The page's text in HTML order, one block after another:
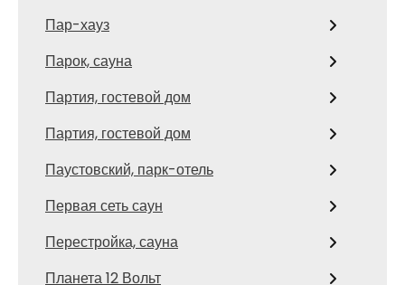
Пар-хауз
Парок, сауна
Партия, гостевой дом
Партия, гостевой дом
Паустовский, парк-отель
Первая сеть саун
Перестройка, сауна
Планета 12 Вольт